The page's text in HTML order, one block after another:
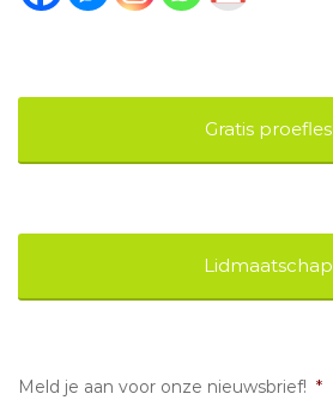
Gratis proefles
Lidmaatschap
Meld je aan voor onze nieuwsbrief! *